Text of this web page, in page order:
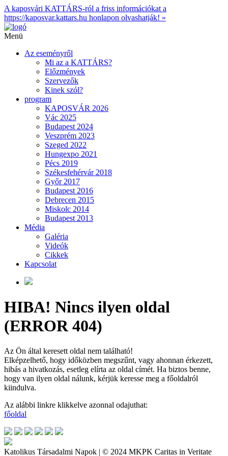
A kaposvári KATTÁRS-ról a friss információkat a
https://kaposvar.kattars.hu honlapon olvashatják! »
Menü
Az eseményről
Mi az a KATTÁRS?
Előzmények
Szervezők
Kinek szól?
program
KAPOSVÁR 2026
Vác 2025
Budapest 2024
Veszprém 2023
Szeged 2022
Hungexpo 2021
Pécs 2019
Székesfehérvár 2018
Győr 2017
Budapest 2016
Debrecen 2015
Miskolc 2014
Budapest 2013
Média
Galéria
Videók
Cikkek
Kapcsolat
HIBA! Nincs ilyen oldal
(ERROR 404)
Az Ön által keresett oldal nem található!
Elképzelhető, hogy időközben megszűnt, vagy ahonnan érkezett,
hibás a hivatkozás, esetleg elírta az oldal címét. Ha biztos benne,
hogy van ilyen oldal nálunk, kérjük keresse meg a főoldalról
kiindulva.
Az alábbi linkre klikkelve azonnal odajuthat:
főoldal
Katolikus Társadalmi Napok | © 2024 MKPK Caritas in Veritate